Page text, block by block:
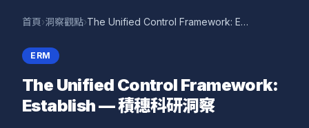
首頁›洞察觀點› The Unified Control Framework: Establish — 積穗科研洞察
ERM
The Unified Control Framework:
Establish — 積穗科研洞察